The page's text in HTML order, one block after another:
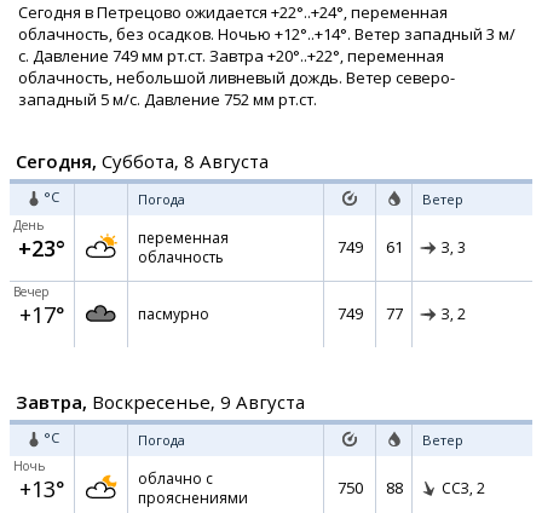
Сегодня в Петрецово ожидается +22°..+24°, переменная
облачность, без осадков. Ночью +12°..+14°. Ветер западный 3 м/
с. Давление 749 мм рт.ст. Завтра +20°..+22°, переменная
облачность, небольшой ливневый дождь. Ветер северо-
западный 5 м/с. Давление 752 мм рт.ст.
Сегодня, Суббота, 8 Августа
°C Погода Ветер
День
+23°
переменная
облачность
749 61 З, 3
Вечер
+17° пасмурно 749 77 З, 2
Завтра, Воскресенье, 9 Августа
°C Погода Ветер
Ночь
+13°
облачно с
прояснениями
750 88 ССЗ, 2